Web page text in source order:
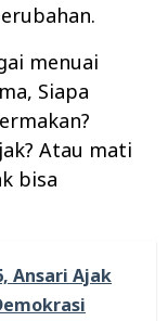
menuai
Siapa
Atau mati
bisa
Ansari Ajak